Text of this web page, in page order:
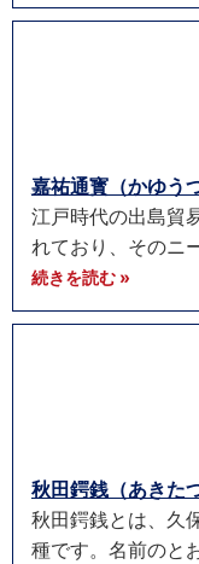
嘉祐通寳（かゆう
江戸時代の出島貿
れており、そのニ
続きを読む »
秋田鍔銭（あきた
秋田鍔銭とは、久
種です。名前のと